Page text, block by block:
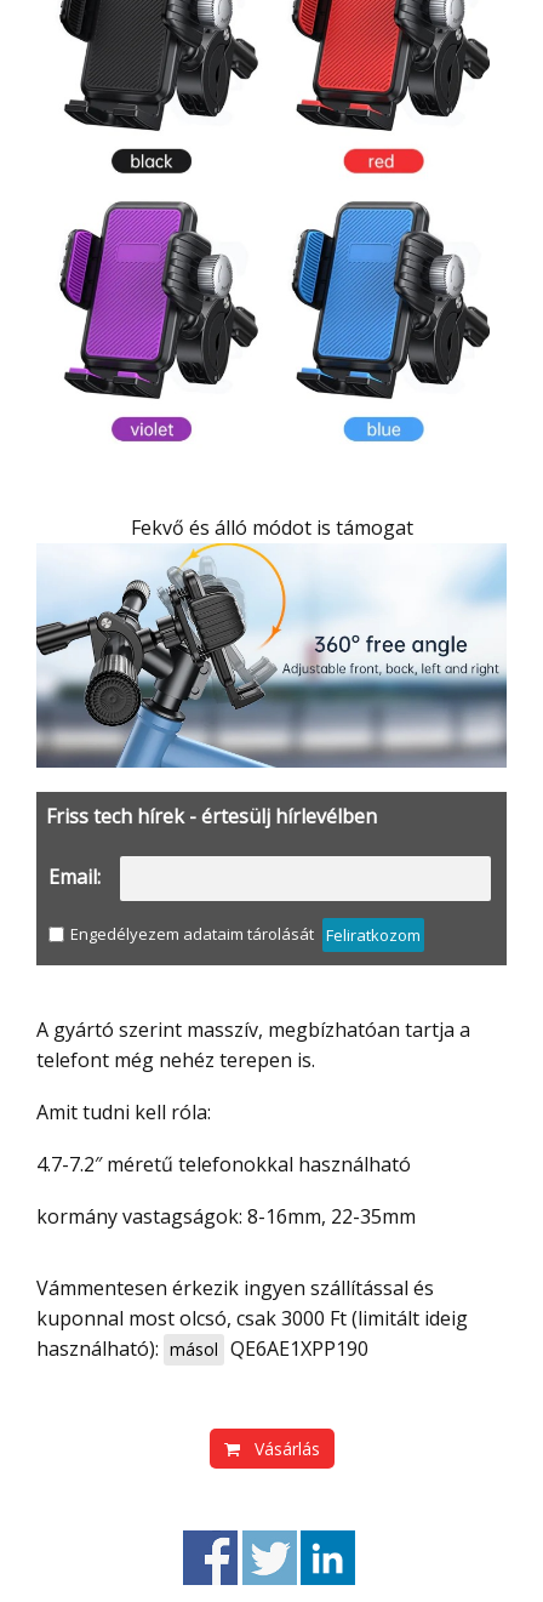
Fekvő és álló módot is támogat
Friss tech hírek - értesülj hírlevélben
Email:
Engedélyezem adataim tárolását Feliratkozom
A gyártó szerint masszív, megbízhatóan tartja a
telefont még nehéz terepen is.
Amit tudni kell róla:
4.7-7.2″ méretű telefonokkal használható
kormány vastagságok: 8-16mm, 22-35mm
Vámmentesen érkezik ingyen szállítással és
kuponnal most olcsó, csak 3000 Ft (limitált ideig
használható): másol QE6AE1XPP190
Vásárlás